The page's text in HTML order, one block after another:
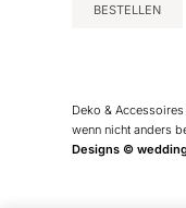
BESTELLEN
Deko &
wenn nicht anders
Designs ©